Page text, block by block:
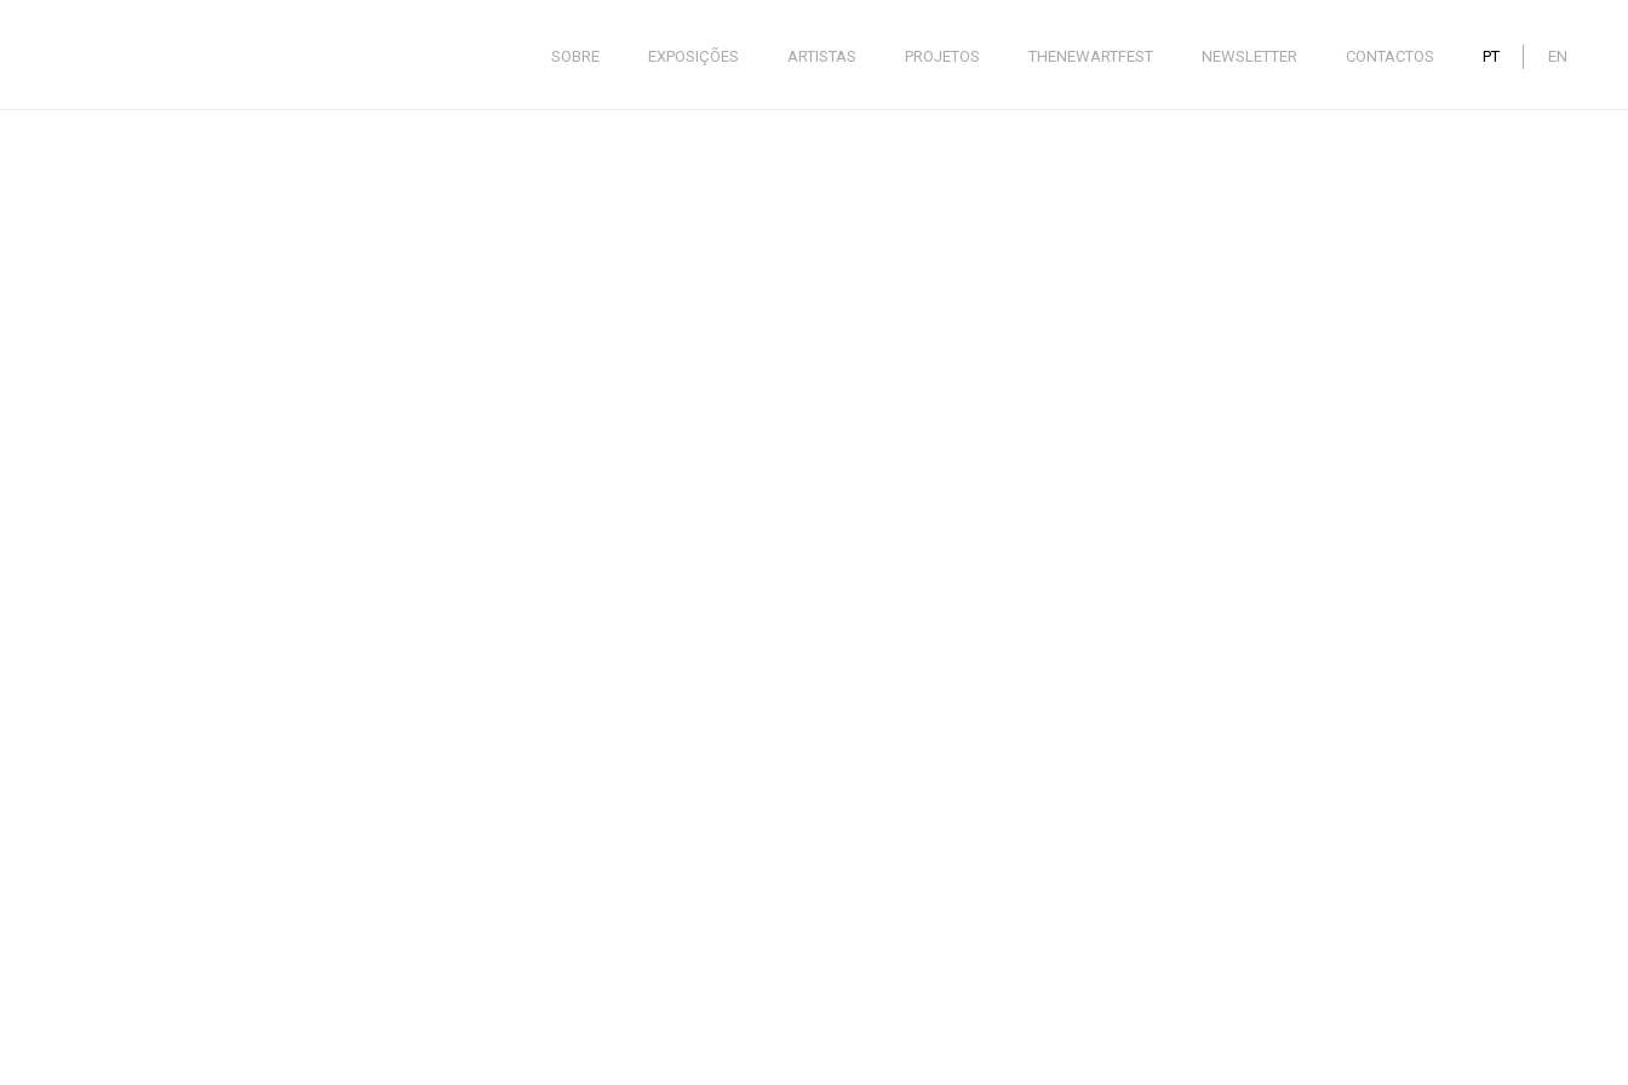
SOBRE EXPOSIÇÕES ARTISTAS PROJETOS THENEWARTFEST NEWSLETTER CONTACTOS PT EN